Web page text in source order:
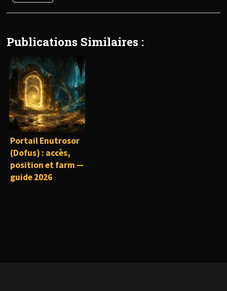
Publications Similaires :
Portail Enutrosor
(Dofus) : accès,
position et farm —
guide 2026